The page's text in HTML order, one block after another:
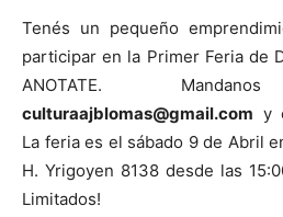
Tenés un pequeño
participar en la Primer Feria de
ANOTATE.
culturaajblomas@gmail.com y
La feria es el sábado 9 de Abril
H. Yrigoyen 8138 desde las
Limitados!